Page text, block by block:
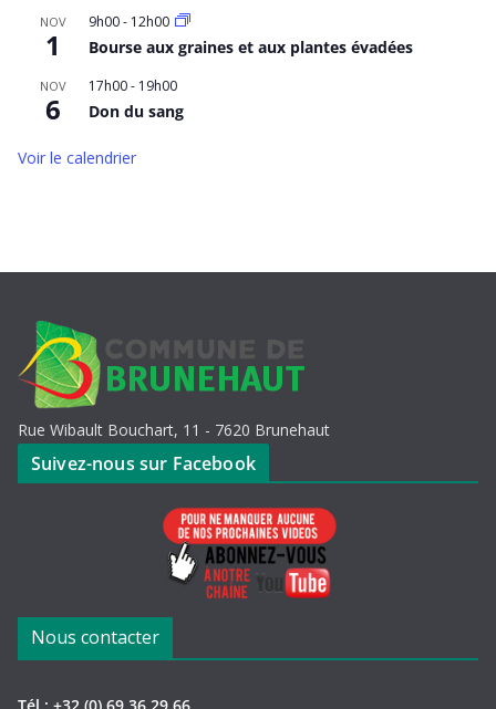
NOV
1
9h00- 12h00
Bourse aux graines et aux plantes évadées
NOV
6
17h00- 19h00
Don du sang
Voir le calendrier
Rue Wibault Bouchart, 11 - 7620 Brunehaut
Suivez-nous sur Facebook
Nous contacter